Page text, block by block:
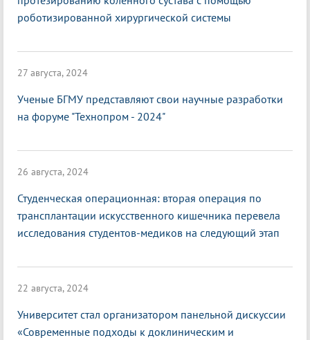
роботизированной хирургической системы
27 августа, 2024
Ученые БГМУ представляют свои научные разработки
на форуме "Технопром - 2024"
26 августа, 2024
Студенческая операционная: вторая операция по
трансплантации искусственного кишечника перевела
исследования студентов-медиков на следующий этап
22 августа, 2024
Университет стал организатором панельной дискуссии
«Современные подходы к доклиническим и